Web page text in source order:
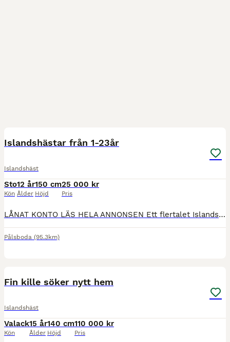
Islandshästar från 1-23år
Islandshäst
Sto
Kön
12 år
Ålder
150 cm
Höjd
25 000 kr
Pris
LÅNAT KONTO LÄS HELA ANNONSEN Ett flertalet Islandshästar säljes. Priser från 25tusen och uppåt. RING eller smsa vid intresse pga lånat konto 0760181047 Mer info om varje häst finns på våran Faceboo
Pålsboda (95.3km)
Fin kille söker nytt hem
Islandshäst
Valack
Kön
15 år
Ålder
140 cm
Höjd
110 000 kr
Pris